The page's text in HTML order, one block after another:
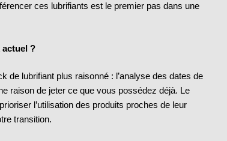
ces lubrifiants est le premier pas dans une
actuel ?
de lubrifiant plus raisonné : l’analyse des dates de
raison de jeter ce que vous possédez déjà. Le
l’utilisation des produits proches de leur
transition.